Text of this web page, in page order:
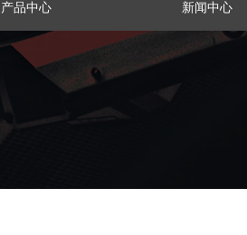
产品中心 新闻中心